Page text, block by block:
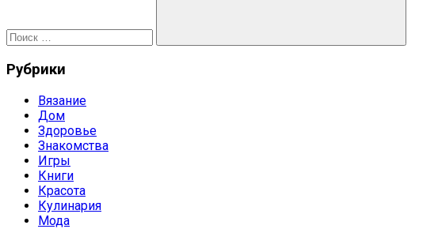
Поиск
Рубрики
Вязание
Дом
Здоровье
Знакомства
Игры
Книги
Красота
Кулинария
Мода